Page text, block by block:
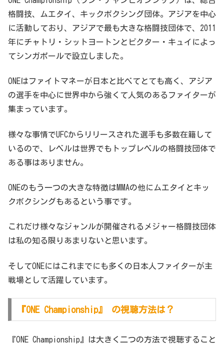
格闘技、ムエタイ、キックボクシング団体。アジアを中心
に活動しており、アジアで最も大きな格闘技団体で、2011
年にチャトリ・シットヨートンとビクター・キュイによっ
てシンガポールで設立しました。
ONEはファイトマネーが日本と比べてとても高く、アジア
の選手を中心に世界中から強くて人気のあるファイターが
集まっています。
様々な事情でUFCからリリースされた選手も多数在籍して
いるので、レベルは世界でもトップレベルの格闘技団体で
ある事はありません。
ONEのもう一つの大きな特徴はMMAの他にムエタイとキッ
クボクシングもあるという事です。
これだけ様々なジャンルが開催されるメジャー格闘技団体
は私の知る限りあまりないと思います。
そしてONEにはこれまでにも多くの日本人ファイターが主
戦場として活躍しています。
『ONE Championship』 の視聴方法は？
『ONE Championship』は大きく二つの方法で視聴すること